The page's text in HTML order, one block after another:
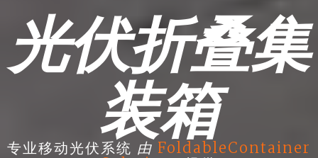
光伏折叠集
装箱
专业移动光伏系统 由 FoldableContainer